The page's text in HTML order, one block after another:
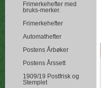
Frimerkehefter med
bruks-merker.
Frimerkehefter
Automathefter
Postens Årbøker
Postens Årssett
1909/19 Postfrisk og
Stemplet